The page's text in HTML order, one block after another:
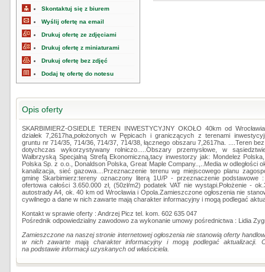
Skontaktuj się z biurem
Wyślij ofertę na email
Drukuj ofertę ze zdjęciami
Drukuj ofertę z miniaturami
Drukuj ofertę bez zdjęć
Dodaj tę ofertę do notesu
Opis oferty
SKARBIMIERZ-OSIEDLE TEREN INWESTYCYJNY OKOŁO 40km od
działek 7,2617ha,położonych w Pępicach i graniczących z terenami
gruntu nr 714/35, 714/36, 714/37, 714/38, łącznego obszaru 7,2617ha. ....Teren
dotychczas wykorzystywany rolniczo.....Obszary przemysłowe, w
Wałbrzyską Specjalną Strefą Ekonomiczną,tacy inwestorzy jak: Mondelez
Polska Sp. z o.o., Donaldson Polska, Great Maple Company..,..Media w odległości
kanalizacja, sieć gazowa....Przeznaczenie terenu wg miejscowego planu
gminę Skarbimierz:tereny oznaczony literą 1U/P - przeznaczenie podstawowe
ofertowa całości 3.650.000 zł, (50zł/m2) podatek VAT nie wystąpi.Położenie -
autostrady A4, ok. 40 km od Wrocławia i Opola.Zamieszczone ogłoszenia nie
cywilnego a dane w nich zawarte mają charakter informacyjny i mogą podlegać
Kontakt w sprawie oferty : Andrzej Picz tel. kom. 602 635 047
Pośrednik odpowiedzialny zawodowo za wykonanie umowy pośrednictwa : Lidia
Zamieszczone na naszej stronie internetowej ogłoszenia nie stanowią oferty
w nich zawarte mają charakter informacyjny i mogą podlegać aktualizacji.
na podstawie informacji uzyskanych od właściciela.